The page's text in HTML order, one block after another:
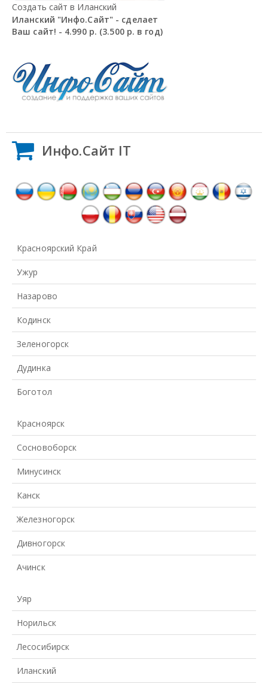
Создать сайт в Иланский
Иланский "Инфо.Сайт" - сделает
Ваш сайт! - 4.990 р. (3.500 р. в год)
Инфо.Сайт IT
Красноярский Край
Ужур
Назарово
Кодинск
Зеленогорск
Дудинка
Боготол
Красноярск
Сосновоборск
Минусинск
Канск
Железногорск
Дивногорск
Ачинск
Уяр
Норильск
Лесосибирск
Иланский